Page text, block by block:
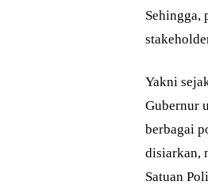
Sehingga,
Yakni
Gubernur
berbagai
disiarkan,
Satuan